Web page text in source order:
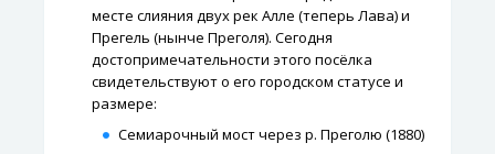
месте слияния двух рек Алле (теперь Лава) и
Прегель (нынче Преголя). Сегодня
достопримечательности этого посёлка
свидетельствуют о его городском статусе и
размере:
Семиарочный мост через р. Преголю (1880)